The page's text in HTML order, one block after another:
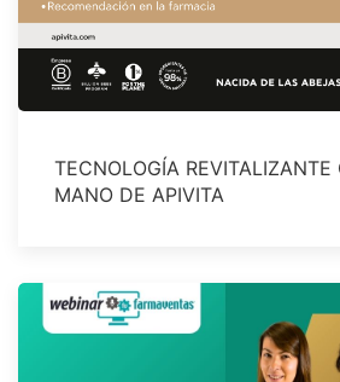
TECNOLOGÍA
MANO DE APIVITA